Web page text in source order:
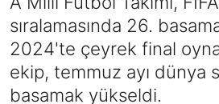
sıralamasında 26.
2024'te çeyrek final
ekip, temmuz ayı dünya
basamak yükseldi.